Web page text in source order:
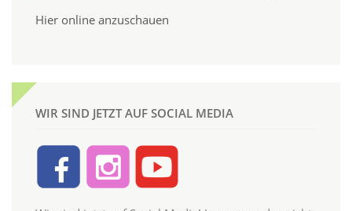
Hier online anzuschauen
WIR SIND JETZT AUF SOCIAL MEDIA